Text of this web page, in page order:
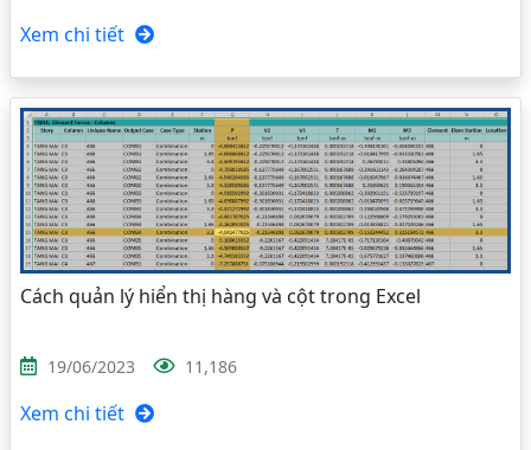
Xem chi tiết
Cách quản lý hiển thị hàng và cột trong Excel
19/06/2023 11,186
Xem chi tiết